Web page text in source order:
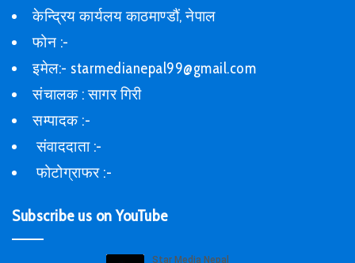
केन्द्रिय कार्यलय काठमाण्डौं, नेपाल
फोन :-
इमेल:- starmedianepal99@gmail.com
संचालक : सागर गिरी
सम्पादक :-
संवाददाता :-
फोटोग्राफर :-
Subscribe us on YouTube